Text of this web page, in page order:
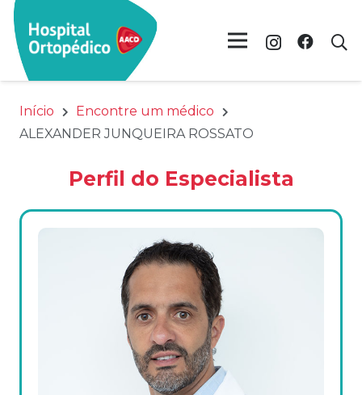
Início
Encontre um médico
ALEXANDER JUNQUEIRA ROSSATO
Perfil do Especialista